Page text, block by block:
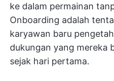
ke dalam permainan
Onboarding adalah
karyawan baru
dukungan yang mereka
sejak hari pertama.